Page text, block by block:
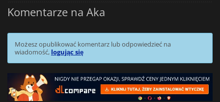
Komentarze na Aka
Możesz opublikować komentarz lub odpowiedzieć na
wiadomość, logując się